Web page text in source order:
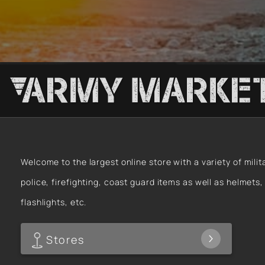
Welcome to the largest online store with a variety of
police, firefighting, coast guard items as well as helmets,
flashlights, etc.
Stores